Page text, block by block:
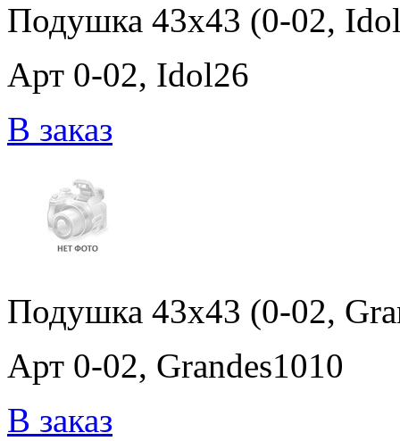
Подушка 43x43 (0-02,
Арт 0-02, Idol26
В заказ
Подушка 43x43 (0-02,
Арт 0-02, Grandes1010
В заказ